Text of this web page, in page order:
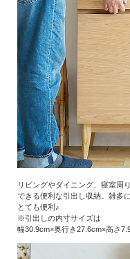
リビングやダイニング、寝室周
できる便利な引出し収納。雑多
とても便利♪
※引出しの内寸サイズは
幅30.9cm×奥行き27.6cm×高さ